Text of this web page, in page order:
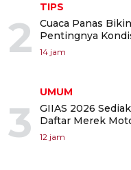
2
TIPS
Cuaca Panas
Pentingnya
14 jam
3
UMUM
GIIAS 2026
Daftar Merek
12 jam